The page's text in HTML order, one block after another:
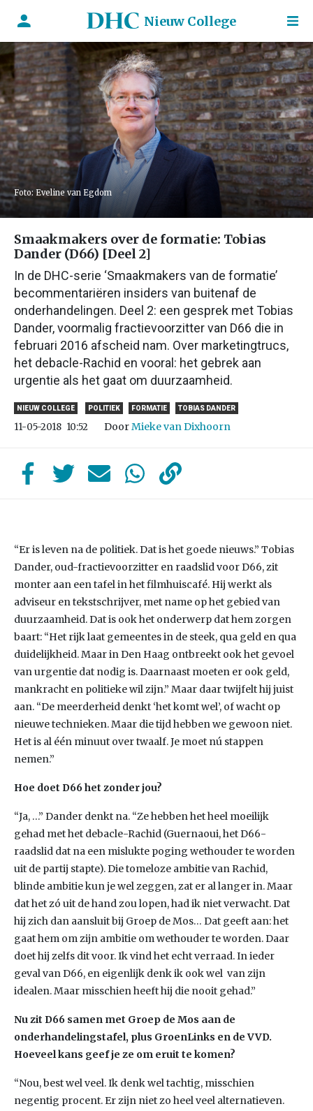
Nieuw College
Foto: Eveline van Egdom
Smaakmakers over de formatie: Tobias
Dander (D66) [Deel 2]
In de DHC-serie ‘Smaakmakers van de formatie’
becommentariëren insiders van buitenaf de
onderhandelingen. Deel 2: een gesprek met Tobias
Dander, voormalig fractievoorzitter van D66 die in
februari 2016 afscheid nam. Over marketingtrucs,
het debacle-Rachid en vooral: het gebrek aan
urgentie als het gaat om duurzaamheid.
NIEUW COLLEGE POLITIEK FORMATIE TOBIAS DANDER
11-05-2018 10:52 DoorMieke van Dixhoorn
“Er is leven na de politiek. Dat is het goede nieuws.” Tobias
Dander, oud-fractievoorzitter en raadslid voor D66, zit
monter aan een tafel in het filmhuiscafé. Hij werkt als
adviseur en tekstschrijver, met name op het gebied van
duurzaamheid. Dat is ook het onderwerp dat hem zorgen
baart: “Het rijk laat gemeentes in de steek, qua geld en qua
duidelijkheid. Maar in Den Haag ontbreekt ook het gevoel
van urgentie dat nodig is. Daarnaast moeten er ook geld,
mankracht en politieke wil zijn.” Maar daar twijfelt hij juist
aan. “De meerderheid denkt ‘het komt wel’, of wacht op
nieuwe technieken. Maar die tijd hebben we gewoon niet.
Het is al één minuut over twaalf. Je moet nú stappen
nemen.”
Hoe doet D66 het zonder jou?
“Ja, …” Dander denkt na. “Ze hebben het heel moeilijk
gehad met het debacle-Rachid (Guernaoui, het D66-
raadslid dat na een mislukte poging wethouder te worden
uit de partij stapte). Die tomeloze ambitie van Rachid,
blinde ambitie kun je wel zeggen, zat er al langer in. Maar
dat het zó uit de hand zou lopen, had ik niet verwacht. Dat
hij zich dan aansluit bij Groep de Mos… Dat geeft aan: het
gaat hem om zijn ambitie om wethouder te worden. Daar
doet hij zelfs dit voor. Ik vind het echt verraad. In ieder
geval van D66, en eigenlijk denk ik ook wel van zijn
idealen. Maar misschien heeft hij die nooit gehad.”
Nu zit D66 samen met Groep de Mos aan de
onderhandelingstafel, plus GroenLinks en de VVD.
Hoeveel kans geef je ze om eruit te komen?
“Nou, best wel veel. Ik denk wel tachtig, misschien
negentig procent. Er zijn niet zo heel veel alternatieven.